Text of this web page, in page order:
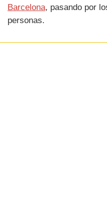
Barcelona, pasando por
personas.